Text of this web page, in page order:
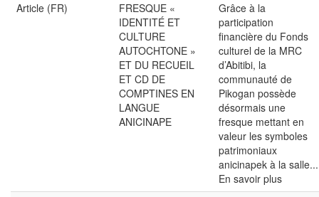
Article (FR)
FRESQUE «
IDENTITÉ ET
CULTURE
AUTOCHTONE »
ET DU RECUEIL
ET CD DE
COMPTINES EN
LANGUE
ANICINAPE
Grâce à la
participation
financière du Fonds
culturel de la MRC
d’Abitibi, la
communauté de
Pikogan possède
désormais une
fresque mettant en
valeur les symboles
patrimoniaux
anicinapek à la salle...
En savoir plus